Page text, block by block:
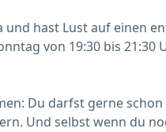
und hast Lust auf einen
von 19:30 bis 21:30
Du darfst gerne
Und selbst wenn du